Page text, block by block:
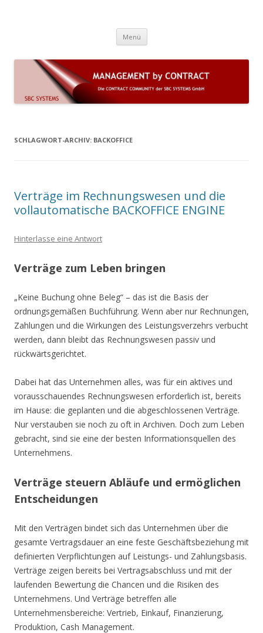
Systems GmbH
komplexe Dauerschuldverhältnisse und das Vertrags- und
Menü Zum Inhalt springen
SCHLAGWORT-ARCHIV: BACKOFFICE
Verträge im Rechnungswesen und die
vollautomatische BACKOFFICE ENGINE
Hinterlasse eine Antwort
Verträge zum Leben bringen
„Keine Buchung ohne Beleg“ – das ist die Basis der
ordnungsgemäßen Buchführung. Wenn aber nur Rechnungen,
Zahlungen und die Wirkungen des Leistungsverzehrs verbucht
werden, dann bleibt das Rechnungswesen passiv und
rückwärtsgerichtet.
Dabei hat das Unternehmen alles, was für ein aktives und
vorausschauendes Rechnungswesen erforderlich ist, bereits
im Hause: die geplanten und die abgeschlossenen Verträge.
Nur verstauben sie noch zu oft in Archiven. Doch zum Leben
gebracht, sind sie eine der besten Informationsquellen des
Unternehmens.
Verträge steuern Abläufe und ermöglichen
Entscheidungen
Mit den Verträgen bindet sich das Unternehmen über die
gesamte Vertragsdauer an eine feste Geschäftsbeziehung mit
definierten Verpflichtungen auf Leistungs- und Zahlungsbasis.
Verträge zeigen bereits bei Vertragsabschluss und mit der
laufenden Bewertung die Chancen und die Risiken des
Unternehmens. Und Verträge betreffen alle
Unternehmensbereiche: Vertrieb, Einkauf, Finanzierung,
Produktion, Cash Management.